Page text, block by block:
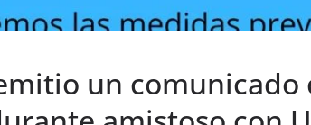
un comunicado